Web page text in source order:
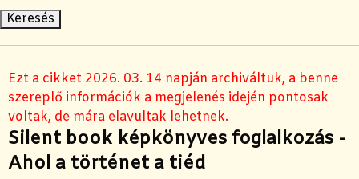
Ezt a cikket 2026. 03. 14 napján archiváltuk, a benne
szereplő információk a megjelenés idején pontosak
voltak, de mára elavultak lehetnek.
Silent book képkönyves foglalkozás -
Ahol a történet a tiéd